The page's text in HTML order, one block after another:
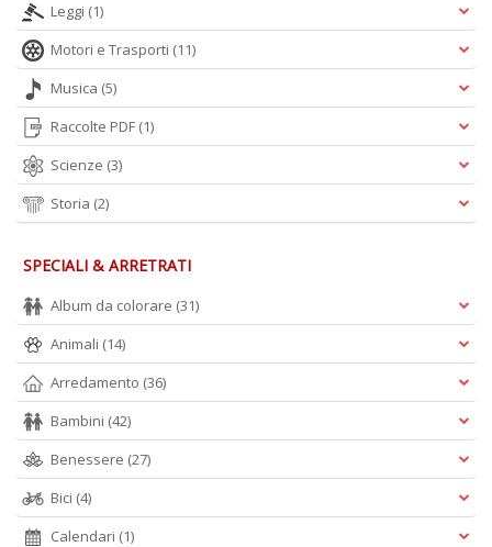
Leggi (1)
Motori e Trasporti (11)
Musica (5)
Raccolte PDF (1)
Scienze (3)
Storia (2)
SPECIALI & ARRETRATI
Album da colorare (31)
Animali (14)
Arredamento (36)
Bambini (42)
Benessere (27)
Bici (4)
Calendari (1)